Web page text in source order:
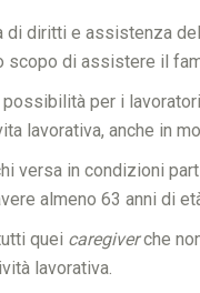
diritti e assistenza
di assistere il
possibilità per i
lavorativa, anche in
versa in condizioni
almeno 63 anni di
quei caregiverche
lavorativa.